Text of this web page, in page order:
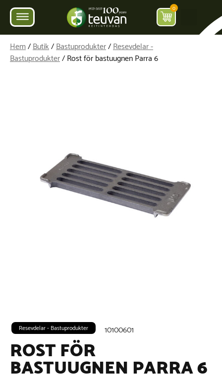
0
Hem/Butik/Bastuprodukter/Resevdelar -
Bastuprodukter/ Rost för bastuugnen Parra 6
10100601
Resevdelar - Bastuprodukter
ROST FÖR
BASTUUGNEN PARRA 6